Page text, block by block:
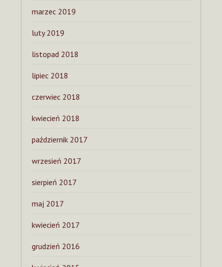
marzec 2019
luty 2019
listopad 2018
lipiec 2018
czerwiec 2018
kwiecień 2018
październik 2017
wrzesień 2017
sierpień 2017
maj 2017
kwiecień 2017
grudzień 2016